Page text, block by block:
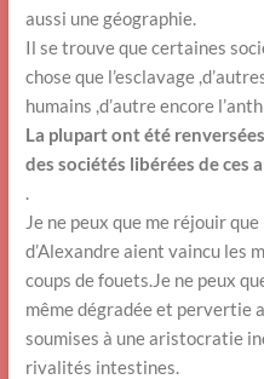
aussi une géographie.
Il se trouve que certaines
chose que l’esclavage
humains ,d’autre encore
La plupart ont été
des sociétés libérées de ces
.
Je ne peux que me réjouir
d’Alexandre aient vaincu les
coups de fouets.Je ne peux
même dégradée et pervertie
soumises à une aristocratie
rivalités intestines.